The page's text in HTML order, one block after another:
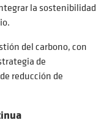
la sostenibilidad
del carbono, con
de
reducción de